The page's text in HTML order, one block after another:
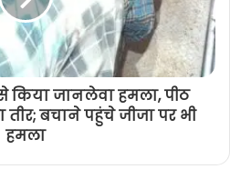
किया जानलेवा हमला, पीठ
बचाने पहुंचे जीजा पर भी
हमला